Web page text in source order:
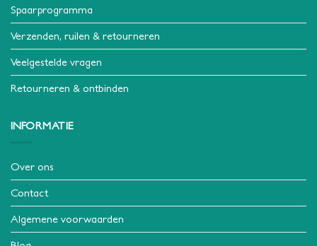
Spaarprogramma
Verzenden, ruilen & retourneren
Veelgestelde vragen
Retourneren & ontbinden
INFORMATIE
Over ons
Contact
Algemene voorwaarden